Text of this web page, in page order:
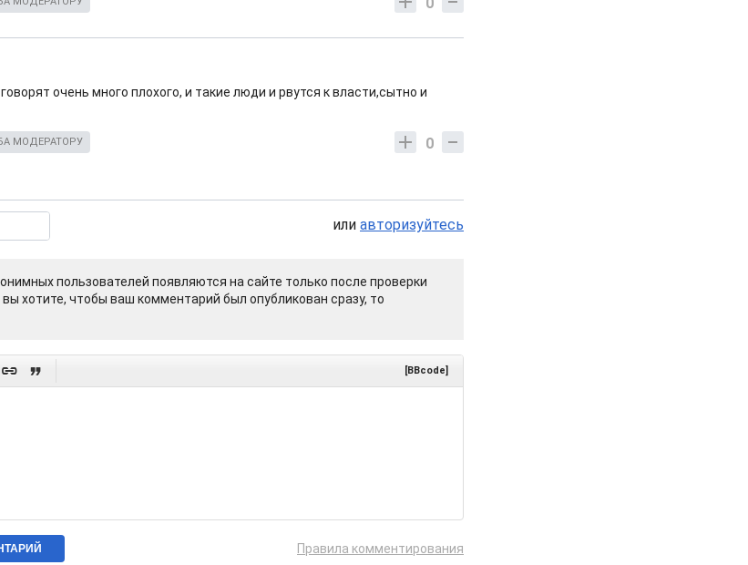
очень много плохого, и такие люди и рвутся к власти,сытно и
0
МОДЕРАТОРУ
или авторизуйтесь
пользователей появляются на сайте только после проверки
хотите, чтобы ваш комментарий был опубликован сразу, то
  [BBcode]
Правила комментирования